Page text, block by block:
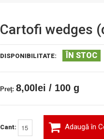
Cartofi wedges
DISPONIBILITATE: ÎN STOC
Preţ: 8,00lei / 100 g
Cant: Adaugă în